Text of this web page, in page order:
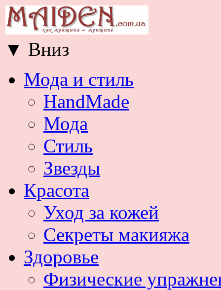
▼ Вниз
Мода и стиль
HandMade
Мода
Стиль
Звезды
Красота
Уход за кожей
Секреты макияжа
Здоровье
Физические